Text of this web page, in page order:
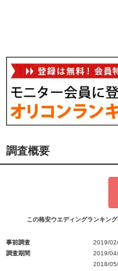
調査概要
この格安ウエディングランキン
事前調査
2019/
調査期間
2019/
2018/